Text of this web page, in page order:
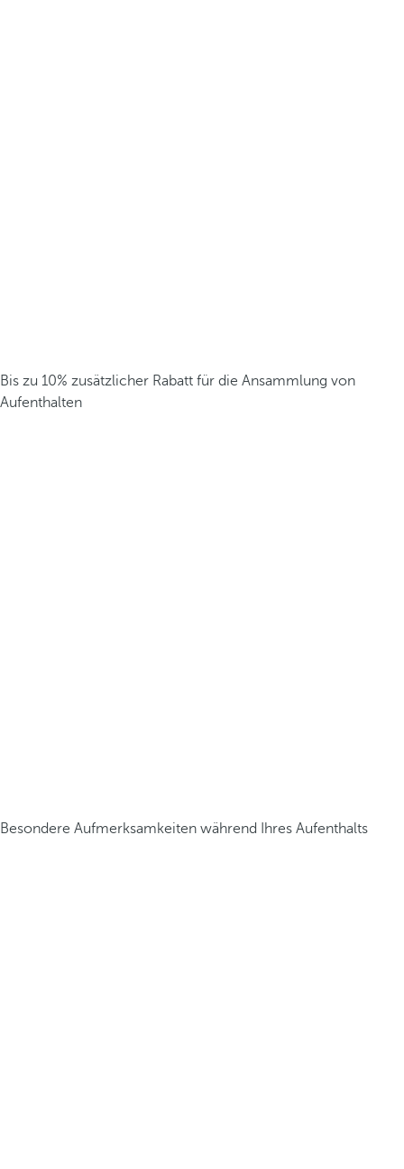
Bis zu 10% zusätzlicher Rabatt für die Ansammlung von
Aufenthalten
Besondere Aufmerksamkeiten während Ihres Aufenthalts